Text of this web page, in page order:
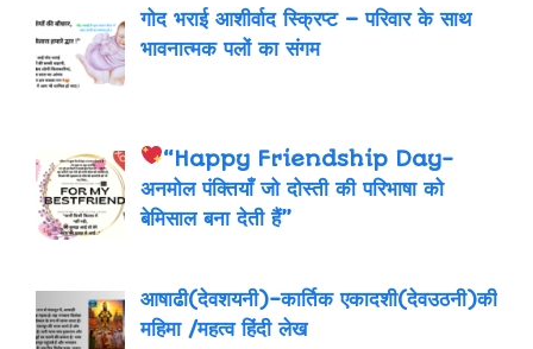
गोद भराई आशीर्वाद स्क्रिप्ट – परिवार के साथ
भावनात्मक पलों का संगम
“Happy Friendship Day-
अनमोल पंक्तियाँ जो दोस्ती की परिभाषा को
बेमिसाल बना देती हैं”
आषाढी(देवशयनी)-कार्तिक एकादशी(देवउठनी)की
महिमा /महत्व हिंदी लेख